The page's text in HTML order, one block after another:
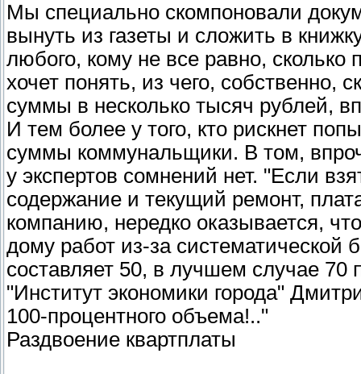
Мы специально скомпоновали
вынуть из газеты и сложить в
любого, кому не все равно, сколько
хочет понять, из чего,
суммы в несколько тысяч рублей,
И тем более у того, кто рискнет
суммы коммунальщики. В том,
у экспертов сомнений нет. "Если
содержание и текущий ремонт,
компанию, нередко оказывается,
дому работ из-за систематической
составляет 50, в лучшем случае 70
"Институт экономики города"
100-процентного объема!.."
Раздвоение квартплаты